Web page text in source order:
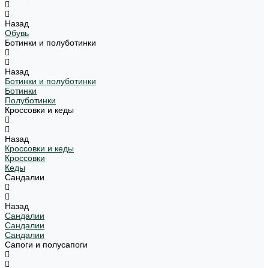
Назад
Обувь
Ботинки и полуботинки
Назад
Ботинки и полуботинки
Ботинки
Полуботинки
Кроссовки и кеды
Назад
Кроссовки и кеды
Кроссовки
Кеды
Сандалии
Назад
Сандалии
Сандалии
Сандалии
Сапоги и полусапоги